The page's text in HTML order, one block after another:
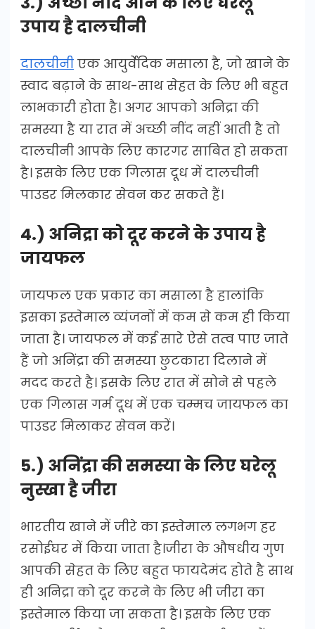
उपाय है दालचीनी
दालचीनी एक आयुर्वेदिक मसाला है, जो खाने के
स्वाद बढ़ाने के साथ-साथ सेहत के लिए भी बहुत
लाभकारी होता है। अगर आपको अनिद्रा की
समस्या है या रात में अच्छी नींद नहीं आती है तो
दालचीनी आपके लिए कारगर साबित हो सकता
है। इसके लिए एक गिलास दूध में दालचीनी
पाउडर मिलकार सेवन कर सकते हैं।
4.) अनिद्रा को दूर करने के उपाय है
जायफल
जायफल एक प्रकार का मसाला है हालांकि
इसका इस्तेमाल व्यंजनों में कम से कम ही किया
जाता है। जायफल में कई सारे ऐसे तत्व पाए जाते
हैं जो अनिंद्रा की समस्या छुटकारा दिलाने में
मदद करते है। इसके लिए रात में सोने से पहले
एक गिलास गर्म दूध में एक चम्मच जायफल का
पाउडर मिलाकर सेवन करें।
5.) अनिंद्रा की समस्या के लिए घरेलू
नुस्खा है जीरा
भारतीय खाने में जीरे का इस्तेमाल लगभग हर
रसोईघर में किया जाता है।जीरा के औषधीय गुण
आपकी सेहत के लिए बहुत फायदेमंद होते है साथ
ही अनिद्रा को दूर करने के लिए भी जीरा का
इस्तेमाल किया जा सकता है। इसके लिए एक